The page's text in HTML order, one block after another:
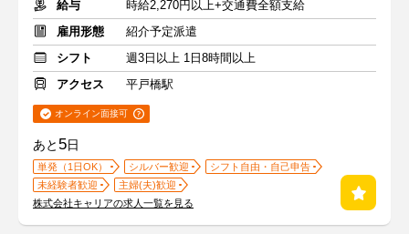
給与
時給2,270円以上+交通費全額支給
雇用形態
紹介予定派遣
シフト
週3日以上 1日8時間以上
アクセス
平戸橋駅
オンライン面接可
あと 5日
単発（1日OK） シルバー歓迎
シフト自由・自己申告
未経験者歓迎
主婦(夫)歓迎
株式会社キャリアの求人一覧を見る